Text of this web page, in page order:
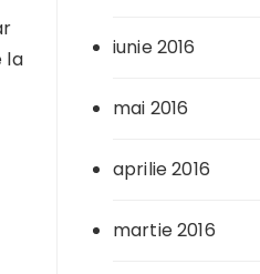
la
iunie 2016
mai 2016
aprilie 2016
martie 2016